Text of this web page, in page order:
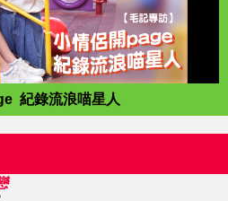
紀錄流浪喵星人